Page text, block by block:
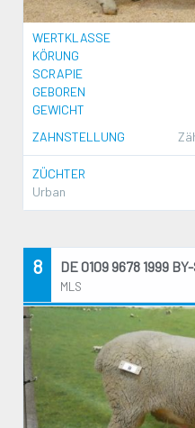
WERTKLASSE
KÖRUNG
SCRAPIE
GEBOREN
GEWICHT
ZAHNSTELLUNG
ZÜCHTER
Urban
8 DE 0109 9678 1999
MLS